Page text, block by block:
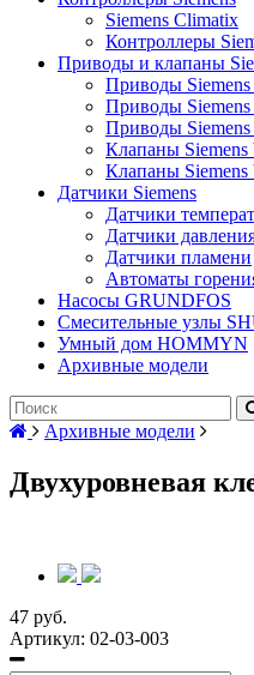
Siemens Climatix
Контроллеры
Приводы и клапаны
Приводы
Приводы
Приводы
Клапаны
Клапаны
Датчики Siemens
Датчики
Датчики
Датчики пламени
Автоматы
Насосы GRUNDFOS
Смесительные узлы
Умный дом HOMMYN
Архивные модели
Архивные модели
Двухуровневая
47 руб.
Артикул: 02-03-003